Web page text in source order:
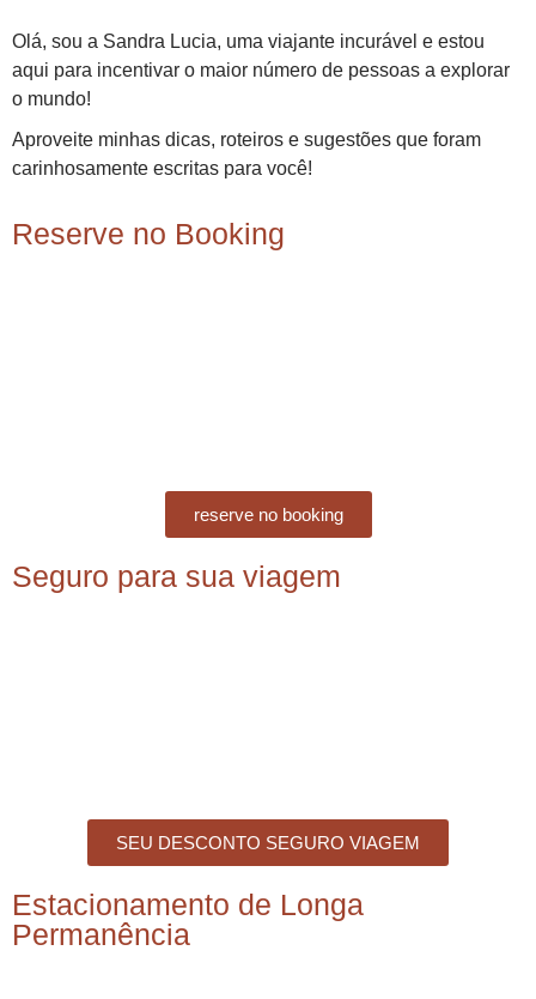
Olá, sou a Sandra Lucia, uma viajante incurável e estou
aqui para incentivar o maior número de pessoas a explorar
o mundo!
Aproveite minhas dicas, roteiros e sugestões que foram
carinhosamente escritas para você!
Reserve no Booking
reserve no booking
Seguro para sua viagem
SEU DESCONTO SEGURO VIAGEM
Estacionamento de Longa
Permanência